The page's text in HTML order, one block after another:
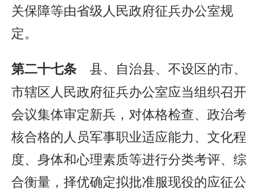
关保障等由省级人民政府征兵办公室规
定。
第二十七条 县、自治县、不设区的市、
市辖区人民政府征兵办公室应当组织召开
会议集体审定新兵，对体格检查、政治考
核合格的人员军事职业适应能力、文化程
度、身体和心理素质等进行分类考评、综
合衡量，择优确定拟批准服现役的应征公